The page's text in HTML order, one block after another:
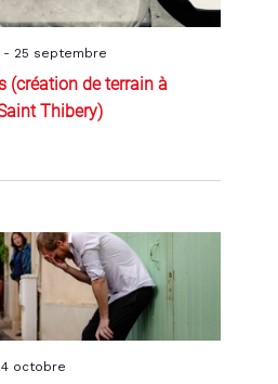
(création de terrain à
Thibery)
- 25 septembre
octobre